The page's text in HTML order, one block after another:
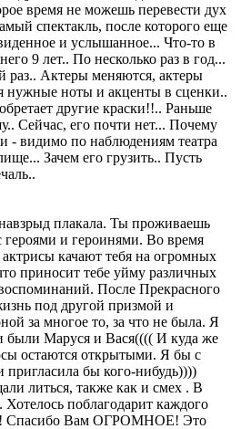
время не можешь перевести дух
спектакль, после которого еще
и услышанное... Что-то в
9 лет.. По несколько раз в год...
раз.. Актеры меняются, актеры
нужные ноты и акценты в сценки..
другие краски!!.. Раньше
Сейчас, его почти нет... Почему
- видимо по наблюдениям театра
Зачем его грузить.. Пусть
плакала. Ты проживаешь
и героинями. Во время
актрисы качают тебя на огромных
приносит тебе уйму различных
После Прекрасного
под другой призмой и
за многое то, за что не была. Я
были Маруся и Вася(((( И куда же
остаются открытыми. Я бы с
бы кого-нибудь))))
литься, также как и смех . В
Хотелось поблагодарит каждого
Спасибо Вам ОГРОМНОЕ! Это